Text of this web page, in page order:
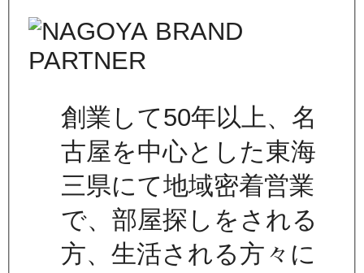
創業して50年以上、名
古屋を中心とした東海
三県にて地域密着営業
で、部屋探しをされる
方、生活される方々に